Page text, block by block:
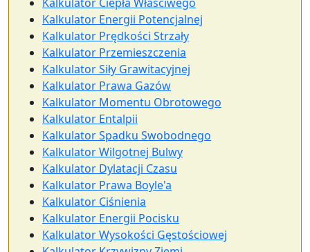
Kalkulator Energii Potencjalnej
Kalkulator Prędkości Strzały
Kalkulator Przemieszczenia
Kalkulator Siły Grawitacyjnej
Kalkulator Prawa Gazów
Kalkulator Momentu Obrotowego
Kalkulator Entalpii
Kalkulator Spadku Swobodnego
Kalkulator Wilgotnej Bulwy
Kalkulator Dylatacji Czasu
Kalkulator Prawa Boyle'a
Kalkulator Ciśnienia
Kalkulator Energii Pocisku
Kalkulator Wysokości Gęstościowej